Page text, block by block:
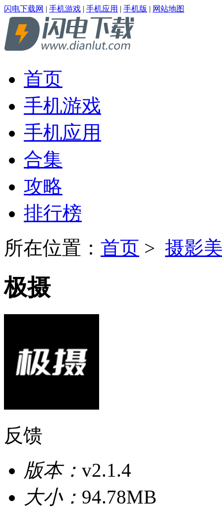
闪电下载网 | 手机游戏 | 手机应用 | 手机版 | 网站地图
首页
手机游戏
手机应用
合集
攻略
排行榜
所在位置： 首页 > 摄影
极摄
反馈
版本： v2.1.4
大小： 94.78MB